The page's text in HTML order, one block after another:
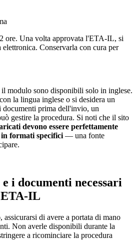
ore. Una volta approvata l'ETA-IL, si
elettronica. Conservarla con cura per
modulo sono disponibili solo in inglese.
la lingua inglese o si desidera un
documenti prima dell'invio, un
gestire la procedura. Si noti che il sito
devono essere perfettamente
formati specifici — una fonte
i documenti necessari
IL
di avere a portata di mano
Non averle disponibili durante la
a ricominciare la procedura